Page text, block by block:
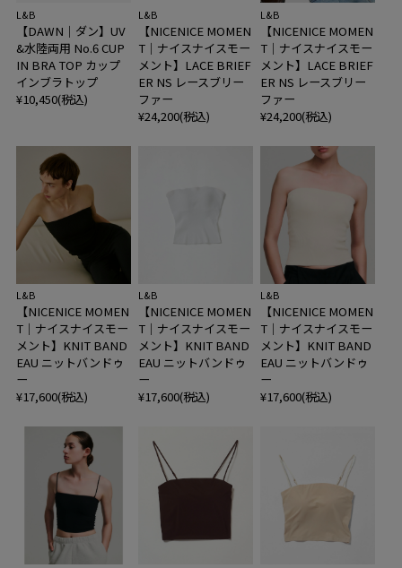
L&B
【DAWN｜ダン】UV
&水陸両用 No.6 CUP
IN BRA TOP カップ
インブラトップ
¥10,450(税込)
L&B
【NICENICE MOMEN
T｜ナイスナイスモー
メント】LACE BRIEF
ER NS レースブリー
ファー
¥24,200(税込)
L&B
【NICENICE MOMEN
T｜ナイスナイスモー
メント】LACE BRIEF
ER NS レースブリー
ファー
¥24,200(税込)
L&B
【NICENICE MOMEN
T｜ナイスナイスモー
メント】KNIT BAND
EAU ニットバンドゥ
ー
¥17,600(税込)
L&B
【NICENICE MOMEN
T｜ナイスナイスモー
メント】KNIT BAND
EAU ニットバンドゥ
ー
¥17,600(税込)
L&B
【NICENICE MOMEN
T｜ナイスナイスモー
メント】KNIT BAND
EAU ニットバンドゥ
ー
¥17,600(税込)